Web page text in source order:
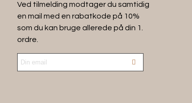
Ved tilmelding modtager du samtidig
en mail med en rabatkode på 10%
som du kan bruge allerede på din 1.
ordre.